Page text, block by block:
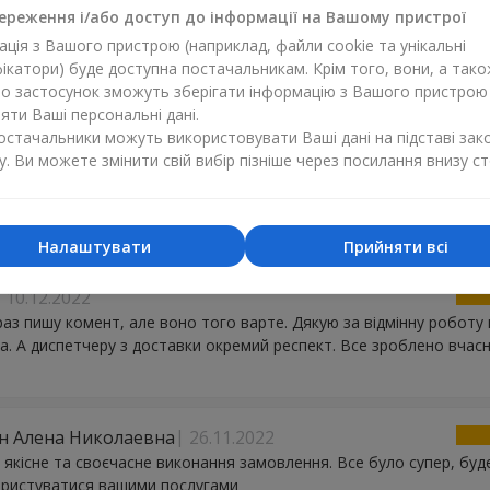
09.10.2023
сайт магазин і все чудово доставляють мені подобаєця
рекомендую усім як що ви хочете порадувати свою
за замовлення !!Доставили все вчасно і дуже гарні квіти )
10.12.2022
пишу комент, але воно того варте. Дякую за відмінну роботу
А диспетчеру з доставки окремий респект. Все зроблено
Алена Николаевна 26.11.2022
та своєчасне виконання замовлення. Все було супер,
вашими послугами
і/або доступ до інформації на Вашому пристрої
з Вашого пристрою (наприклад, файли cookie та унікальні
буде доступна постачальникам. Крім того, вони, а
застосунок зможуть зберігати інформацію з Вашого
Ваші персональні дані.
можуть використовувати Ваші дані на підставі
Ви можете змінити свій вибір пізніше через посилання внизу
Прийняти всі
Налаштувати